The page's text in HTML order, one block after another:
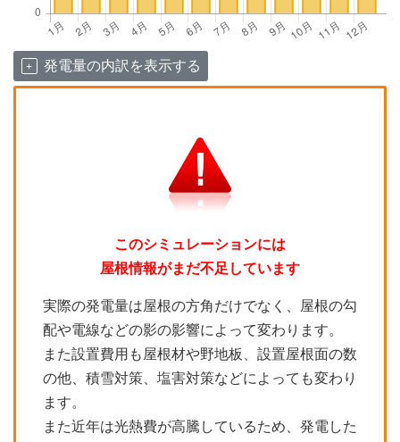
発電量の内訳を表示する
このシミュレーションには
屋根情報がまだ不足しています
実際の発電量は屋根の方角だけでなく、屋根の勾
配や電線などの影の影響によって変わります。
また設置費用も屋根材や野地板、設置屋根面の数
の他、積雪対策、塩害対策などによっても変わり
ます。
また近年は光熱費が高騰しているため、発電した